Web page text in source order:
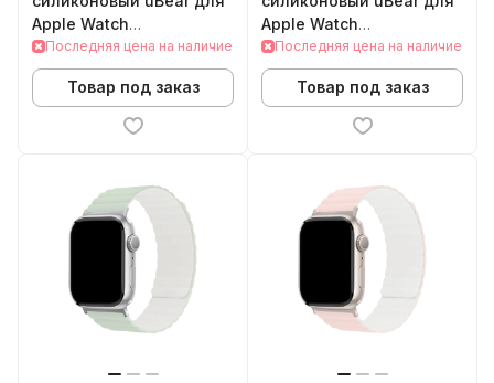
Apple Watch
38/40/41/42mm (S/M,
черный/желтый)
Последняя цена на наличие
Товар под заказ
Apple Watch
38/40/41/42mm (S/M,
фиолетовый/белый)
Последняя цена на наличие
Товар под заказ